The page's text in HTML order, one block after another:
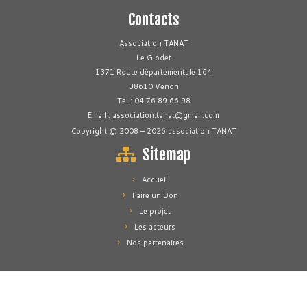
Contacts
Association TANAT
Le Glodet
1371 Route départementale 164
38610 Venon
Tel : 04 76 89 66 98
Email : association.tanat@gmail.com
Copyright @ 2008 – 2026 association TANAT
Sitemap
Accueil
Faire un Don
Le projet
Les acteurs
Nos partenaires